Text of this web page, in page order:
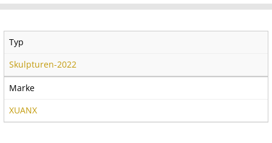
Typ
Skulpturen-2022
Marke
XUANX